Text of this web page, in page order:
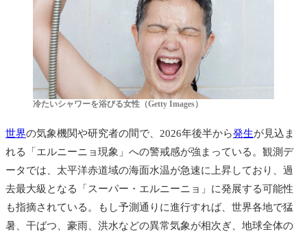
冷たいシャワーを浴びる女性（Getty Images）
世界の気象機関や研究者の間で、2026年後半から発生が見込ま
れる「エルニーニョ現象」への警戒感が強まっている。観測デ
ータでは、太平洋赤道域の海面水温が急速に上昇しており、過
去最大級となる「スーパー・エルニーニョ」に発展する可能性
も指摘されている。もし予測通りに進行すれば、世界各地で猛
暑、干ばつ、豪雨、洪水などの異常気象が相次ぎ、地球全体の